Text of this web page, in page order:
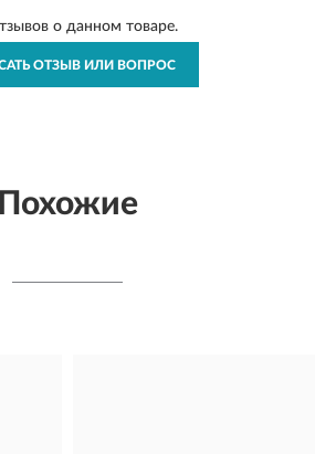
о данном товаре.
ОТЗЫВ ИЛИ ВОПРОС
Похожие